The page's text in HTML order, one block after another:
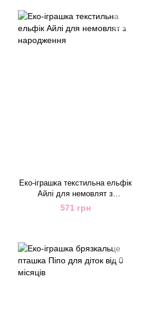
Еко-іграшка текстильна ельфік
Айлі для немовлят з
народження
571 грн